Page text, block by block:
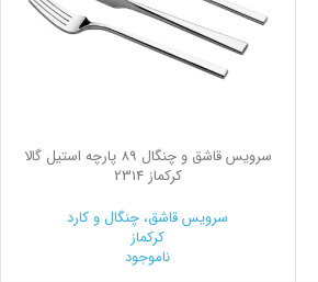
سرویس قاشق و چنگال 89 پارچه استیل گالا
کرکماز 2314
سرویس قاشق، چنگال و کارد
کرکماز
ناموجود